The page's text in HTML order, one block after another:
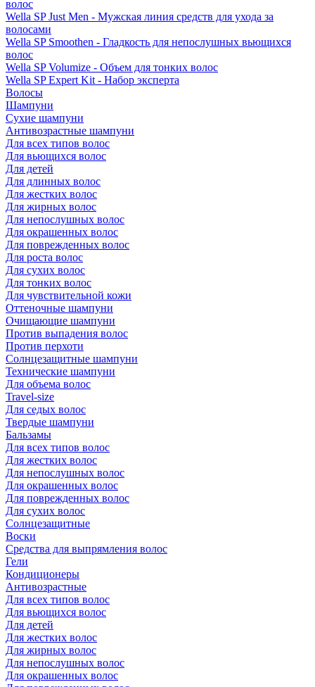
волос
Wella SP Just Men - Мужская линия средств для ухода за
волосами
Wella SP Smoothen - Гладкость для непослушных вьющихся
волос
Wella SP Volumize - Объем для тонких волос
Wella SP Expert Kit - Набор эксперта
Волосы
Шампуни
Сухие шампуни
Антивозрастные шампуни
Для всех типов волос
Для вьющихся волос
Для детей
Для длинных волос
Для жестких волос
Для жирных волос
Для непослушных волос
Для окрашенных волос
Для поврежденных волос
Для роста волос
Для сухих волос
Для тонких волос
Для чувствительной кожи
Оттеночные шампуни
Очищающие шампуни
Против выпадения волос
Против перхоти
Солнцезащитные шампуни
Технические шампуни
Для объема волос
Travel-size
Для седых волос
Твердые шампуни
Бальзамы
Для всех типов волос
Для жестких волос
Для непослушных волос
Для окрашенных волос
Для поврежденных волос
Для сухих волос
Солнцезащитные
Воски
Средства для выпрямления волос
Гели
Кондиционеры
Антивозрастные
Для всех типов волос
Для вьющихся волос
Для детей
Для жестких волос
Для жирных волос
Для непослушных волос
Для окрашенных волос